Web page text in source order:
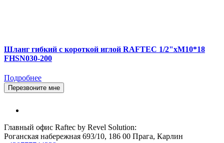
Шланг гибкий с короткой иглой RAFTEC 1/2"xM10*18
FHSN030-200
Подробнее
Перезвоните мне
Главный офис Raftec by Revel Solution:
Роганская набережная 693/10, 186 00 Прага, Карлин